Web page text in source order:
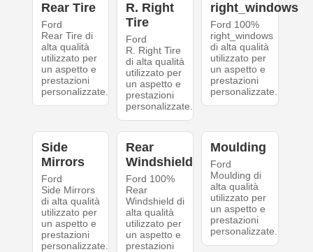
Rear Tire
Ford
Rear Tire di
alta qualità
utilizzato per
un aspetto e
prestazioni
personalizzate.
R. Right
Tire
Ford
R. Right Tire
di alta qualità
utilizzato per
un aspetto e
prestazioni
personalizzate.
right_windows
Ford 100%
right_windows
di alta qualità
utilizzato per
un aspetto e
prestazioni
personalizzate.
Side
Mirrors
Ford
Side Mirrors
di alta qualità
utilizzato per
un aspetto e
prestazioni
personalizzate.
Rear
Windshield
Ford 100%
Rear
Windshield di
alta qualità
utilizzato per
un aspetto e
prestazioni
Moulding
Ford
Moulding di
alta qualità
utilizzato per
un aspetto e
prestazioni
personalizzate.